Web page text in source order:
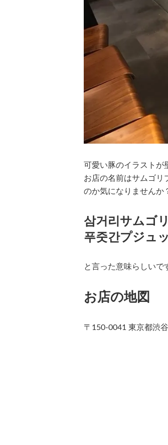
可愛い豚のイラスト
お店の名前はサムゴリ
のか気になりませんか
삼거리サムゴ
푸줏간プジュ
と言った意味らしい
お店の地図
〒150-0041 東京都渋